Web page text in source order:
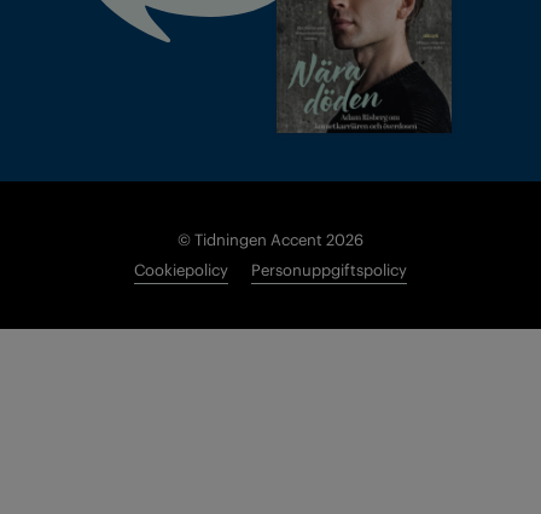
© Tidningen Accent 2026
Cookiepolicy
Personuppgiftspolicy